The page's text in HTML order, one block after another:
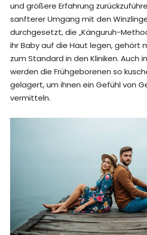
und größere Erfahrung
sanfterer Umgang mit den
durchgesetzt, die „Känguruh-
ihr Baby auf die Haut legen, gehört
zum Standard in den Kliniken. Auch
werden die Frühgeborenen so
gelagert, um ihnen ein Gefühl von
vermitteln.